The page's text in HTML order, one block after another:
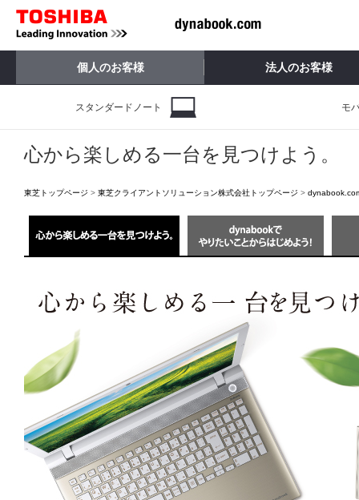
個人のお客様 法人のお客様
スタンダードノート モ
心から楽しめる一台を見つけよう。
東芝トップページ > 東芝クライアントソリューション株式会社トップページ >